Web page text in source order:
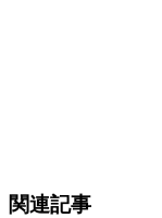
関連記事